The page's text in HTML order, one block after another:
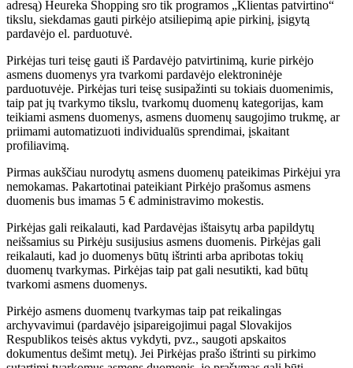
adresą) Heureka Shopping sro tik programos „Klientas patvirtino“
tikslu, siekdamas gauti pirkėjo atsiliepimą apie pirkinį, įsigytą
pardavėjo el. parduotuvė.
Pirkėjas turi teisę gauti iš Pardavėjo patvirtinimą, kurie pirkėjo
asmens duomenys yra tvarkomi pardavėjo elektroninėje
parduotuvėje. Pirkėjas turi teisę susipažinti su tokiais duomenimis,
taip pat jų tvarkymo tikslu, tvarkomų duomenų kategorijas, kam
teikiami asmens duomenys, asmens duomenų saugojimo trukmę, ar
priimami automatizuoti individualūs sprendimai, įskaitant
profiliavimą.
Pirmas aukščiau nurodytų asmens duomenų pateikimas Pirkėjui yra
nemokamas. Pakartotinai pateikiant Pirkėjo prašomus asmens
duomenis bus imamas 5 € administravimo mokestis.
Pirkėjas gali reikalauti, kad Pardavėjas ištaisytų arba papildytų
neišsamius su Pirkėju susijusius asmens duomenis. Pirkėjas gali
reikalauti, kad jo duomenys būtų ištrinti arba apribotas tokių
duomenų tvarkymas. Pirkėjas taip pat gali nesutikti, kad būtų
tvarkomi asmens duomenys.
Pirkėjo asmens duomenų tvarkymas taip pat reikalingas
archyvavimui (pardavėjo įsipareigojimui pagal Slovakijos
Respublikos teisės aktus vykdyti, pvz., saugoti apskaitos
dokumentus dešimt metų). Jei Pirkėjas prašo ištrinti su pirkimo